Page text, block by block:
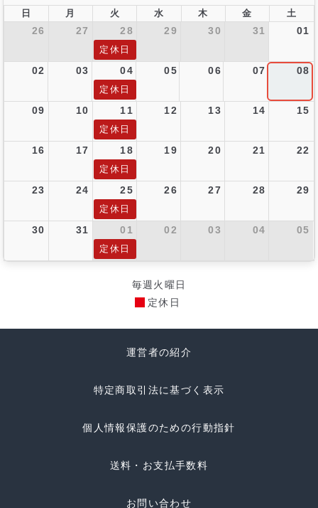
日 月 火 水 木 金 土
26 27 28 29 30 31 01
定休日
02 03 04 05 06 07 08
定休日
09 10 11 12 13 14 15
定休日
16 17 18 19 20 21 22
定休日
23 24 25 26 27 28 29
定休日
30 31 01 02 03 04 05
定休日
毎週火曜日
定休日
運営者の紹介
特定商取引法に基づく表示
個人情報保護のための行動指針
送料・お支払手数料
お問い合わせ